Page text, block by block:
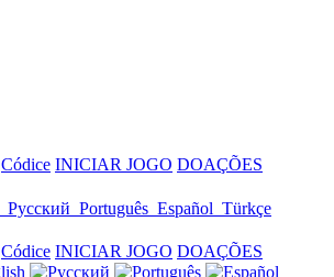
Códice INICIAR JOGO DOAÇÕES
Русский Português Español Türkçe
Códice INICIAR JOGO DOAÇÕES